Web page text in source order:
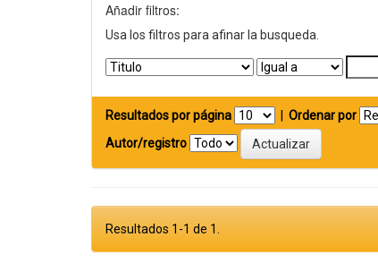
Añadir filtros:
Usa los filtros para afinar la busqueda.
Resultados por página Ordenar por
Autor/registro
Resultados 1-1 de 1.